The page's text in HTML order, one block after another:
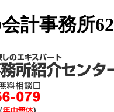
計事務所